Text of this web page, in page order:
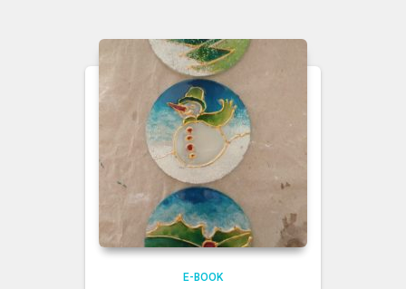
E-BOOK